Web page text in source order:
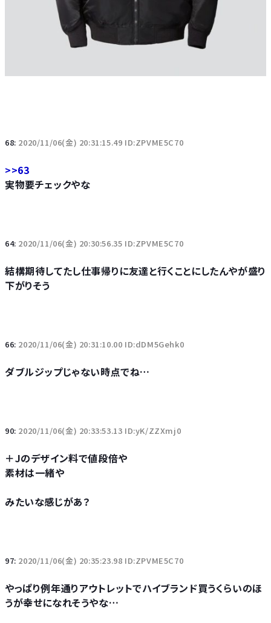
68: 2020/11/06(金) 20:31:15.49 ID:ZPVME5C70
>>63
実物要チェックやな
64: 2020/11/06(金) 20:30:56.35 ID:ZPVME5C70
結構期待してたし仕事帰りに友達と行くことにしたんやが盛り
下がりそう
66: 2020/11/06(金) 20:31:10.00 ID:dDM5Gehk0
ダブルジップじゃない時点でね…
90: 2020/11/06(金) 20:33:53.13 ID:yK/ZZXmj0
＋Jのデザイン料で値段倍や
素材は一緒や
みたいな感じがあ？
97: 2020/11/06(金) 20:35:23.98 ID:ZPVME5C70
やっぱり例年通りアウトレットでハイブランド買うくらいのほ
うが幸せになれそうやな…